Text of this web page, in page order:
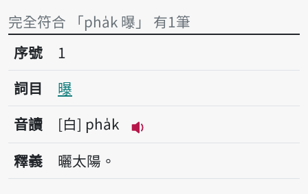
完全符合 「pha̍k 曝」 有1筆
序號1曝
序號
1
詞目
曝
音讀
白 pha̍k
播放音讀pha̍k
釋義 曬太陽。